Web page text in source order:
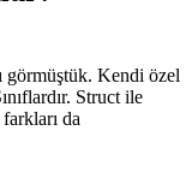
görmüştük. Kendi özel
Struct ile
da